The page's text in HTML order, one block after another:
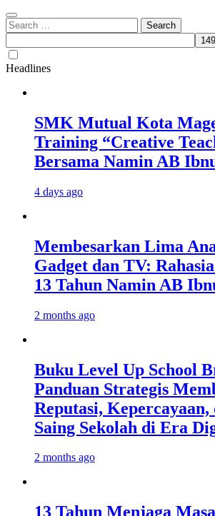
Search
for:
Headlines
SMK Mutual Kota
Training “Creative
Bersama Namin AB
4 days ago
Membesarkan Lima
Gadget dan TV:
13 Tahun Namin AB
2 months ago
Buku Level Up School
Panduan Strategis
Reputasi, Kepercayaan,
Saing Sekolah di Era
2 months ago
13 Tahun Menjaga